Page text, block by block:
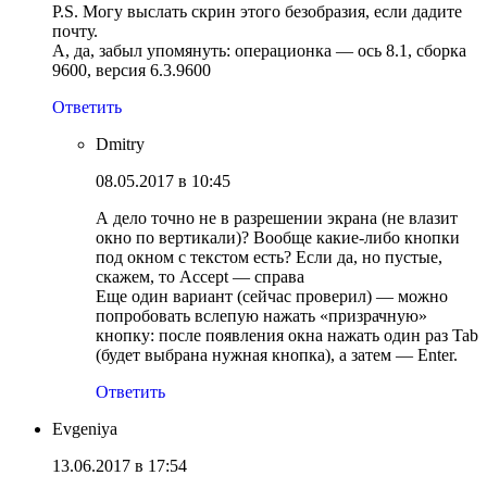
P.S. Могу выслать скрин этого безобразия, если дадите
почту.
А, да, забыл упомянуть: операционка — ось 8.1, сборка
9600, версия 6.3.9600
Ответить
Dmitry
08.05.2017 в 10:45
А дело точно не в разрешении экрана (не влазит
окно по вертикали)? Вообще какие-либо кнопки
под окном с текстом есть? Если да, но пустые,
скажем, то Accept — справа
Еще один вариант (сейчас проверил) — можно
попробовать вслепую нажать «призрачную»
кнопку: после появления окна нажать один раз Tab
(будет выбрана нужная кнопка), а затем — Enter.
Ответить
Evgeniya
13.06.2017 в 17:54